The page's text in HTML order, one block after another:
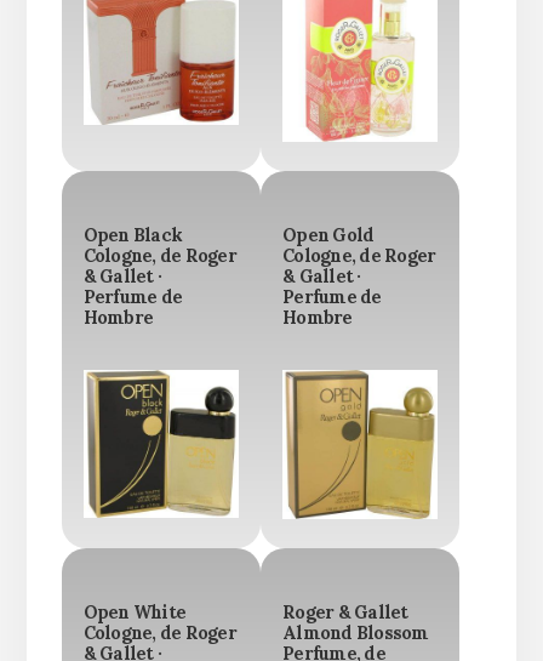
Open Black
Cologne, de Roger
& Gallet ·
Perfume de
Hombre
Open Gold
Cologne, de Roger
& Gallet ·
Perfume de
Hombre
Open White
Cologne, de Roger
& Gallet ·
Roger & Gallet
Almond Blossom
Perfume, de